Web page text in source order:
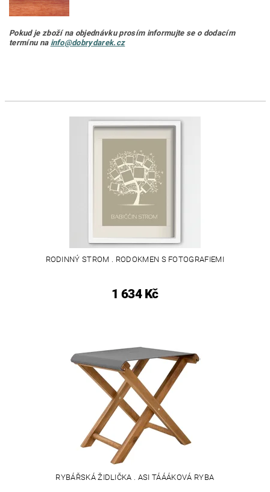
Pokud je zboží na objednávku prosím informujte se o dodacím
termínu na info@dobrydarek.cz
RODINNÝ STROM . RODOKMEN S FOTOGRAFIEMI
1 634 Kč
RYBÁŘSKÁ ŽIDLIČKA . ASI TÁÁÁKOVÁ RYBA